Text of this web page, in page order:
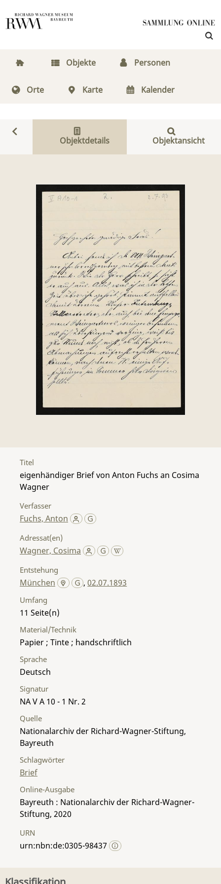
Objekte Personen
Orte Karte Kalender
Objektdetails Objektansicht
Titel
eigenhändiger Brief von Anton Fuchs an Cosima
Wagner
Verfasser
Fuchs, Anton
Adressat(en)
Wagner, Cosima
Entstehung
München ,02.07.1893
Umfang
11
Material/Technik
Papier ; Tinte ; handschriftlich
Sprache
Deutsch
Signatur
NA V A 10 - 1 Nr. 2
Quelle
Nationalarchiv der Richard-Wagner-Stiftung,
Bayreuth
Schlagwörter
Brief
Online-Ausgabe
Bayreuth : Nationalarchiv der Richard-Wagner-
Stiftung, 2020
URN
urn:nbn:de:0305-98437